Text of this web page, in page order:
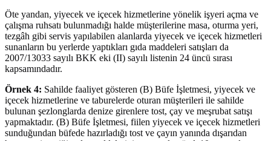
Öte yandan, yiyecek ve içecek hizmetlerine yönelik işyeri açma ve
çalışma ruhsatı bulunmadığı halde müşterilerine masa, oturma yeri,
tezgâh gibi servis yapılabilen alanlarda yiyecek ve içecek hizmetleri
sunanların bu yerlerde yaptıkları gıda maddeleri satışları da
2007/13033 sayılı BKK eki (II) sayılı listenin 24 üncü sırası
kapsamındadır.
Örnek 4: Sahilde faaliyet gösteren (B) Büfe İşletmesi, yiyecek ve
içecek hizmetlerine ve taburelerde oturan müşterileri ile sahilde
bulunan şezlonglarda denize girenlere tost, çay ve meşrubat satışı
yapmaktadır. (B) Büfe İşletmesi, fiilen yiyecek ve içecek hizmetleri
sunduğundan büfede hazırladığı tost ve çayın yanında dışarıdan